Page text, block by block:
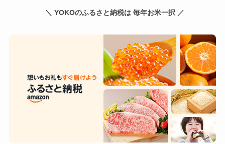
＼ YOKOのふるさと納税は 毎年お米一択 ／